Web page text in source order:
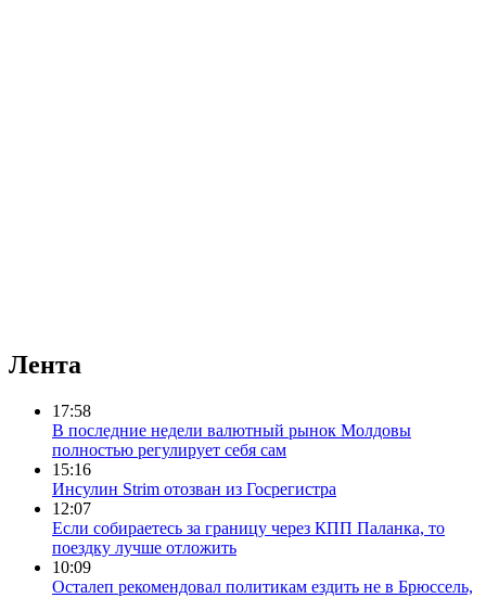
Лента
17:58
В последние недели валютный рынок Молдовы
полностью регулирует себя сам
15:16
Инсулин Strim отозван из Госрегистра
12:07
Если собираетесь за границу через КПП Паланка, то
поездку лучше отложить
10:09
Осталеп рекомендовал политикам ездить не в Брюссель,